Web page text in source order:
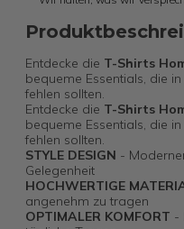
Entdecke die T-Shirts
bequeme Essentials, die
fehlen sollten.
Entdecke die T-Shirts
bequeme Essentials, die
fehlen sollten.
STYLE DESIGN -
Gelegenheit
HOCHWERTIGE
angenehm zu tragen
OPTIMALER KOMFORT -